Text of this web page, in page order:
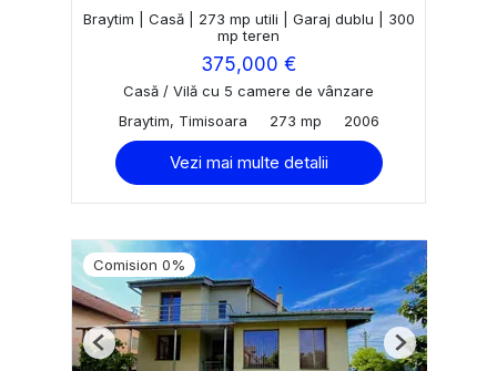
Braytim | Casă | 273 mp utili | Garaj dublu | 300
mp teren
375,000 €
Casă / Vilă cu 5 camere de vânzare
Braytim, Timisoara
273 mp 2006
Vezi mai multe detalii
Comision 0%
Previous Next